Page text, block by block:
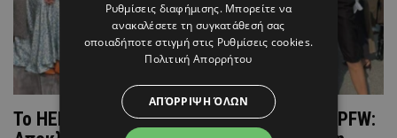
To ΗΕLLO! και το Εύρηκα Μασσαλίας στο PFW:
Ρυθμίσεις διαφήμισης. Μπορείτε να
ανακαλέσετε τη συγκατάθεσή σας
οποιαδήποτε στιγμή στις Ρυθμίσεις cookies.
Πολιτική Απορρήτου
ΑΠΌΡΡΙΨΗ ΌΛΩΝ